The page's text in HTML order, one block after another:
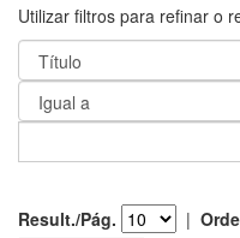
Utilizar filtros para refinar o
Result./Pág. |